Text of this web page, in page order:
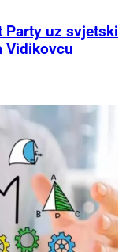
Party uz svjetski
Vidikovcu